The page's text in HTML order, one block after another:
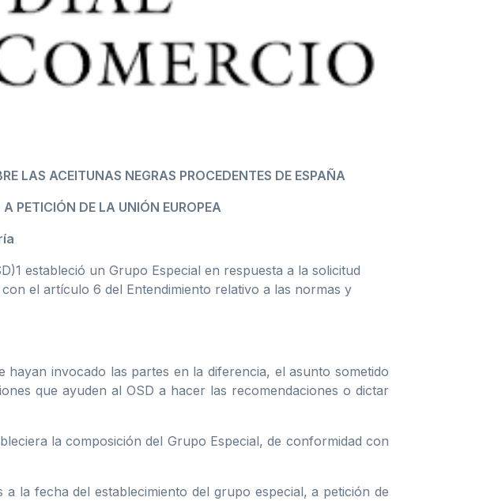
LAS ACEITUNAS NEGRAS PROCEDENTES DE ESPAÑA
PETICIÓN DE LA UNIÓN EUROPEA
estableció un Grupo Especial en respuesta a la solicitud
el artículo 6 del Entendimiento relativo a las normas y
invocado las partes en la diferencia, el asunto sometido
que ayuden al OSD a hacer las recomendaciones o dictar
la composición del Grupo Especial, de conformidad con
la fecha del establecimiento del grupo especial, a petición de